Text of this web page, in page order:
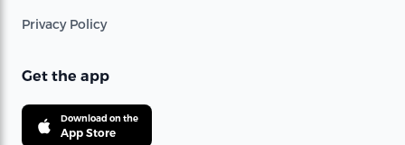
Privacy Policy
Get the app
Download on the
App Store